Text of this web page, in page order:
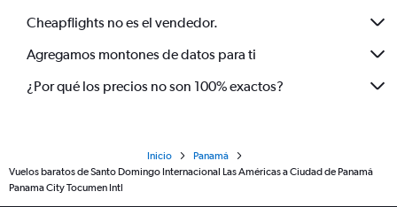
Cheapflights no es el vendedor.
Agregamos montones de datos para ti
¿Por qué los precios no son 100% exactos?
Inicio
Panamá
Vuelos baratos de Santo Domingo Internacional Las Américas a Ciudad de Panamá
Panama City Tocumen Intl